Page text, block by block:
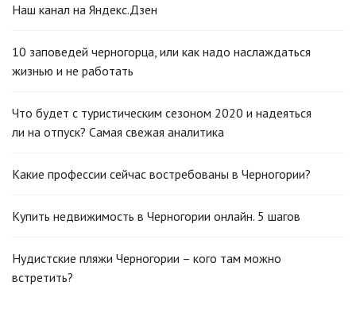
Наш канал на Яндекс.Дзен
10 заповедей черногорца, или как надо наслаждаться
жизнью и не работать
Что будет с туристическим сезоном 2020 и надеяться
ли на отпуск? Самая свежая аналитика
Какие профессии сейчас востребованы в Черногории?
Купить недвижимость в Черногории онлайн. 5 шагов
Нудистские пляжи Черногории – кого там можно
встретить?